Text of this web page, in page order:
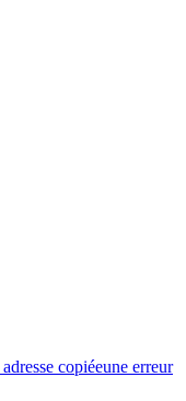
adresse copiéeune erreur